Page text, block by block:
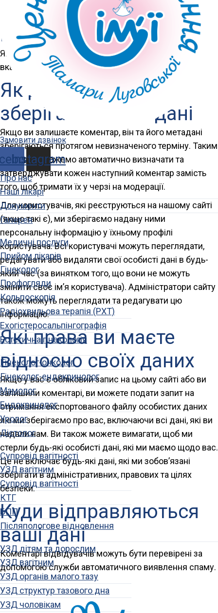
Замовити дзвінок
Instagram
Про нас
Наші лікарі
Документи
Галерея
Медичні послуги
Прийом лікарів
Гінеколог
Профогляди
Кольпоскопія
Радіохвильова терапія (РХТ)
Ехогістеросальпінгографія
Естетична гінекологія
Гінеколог-онколог
Гінеколог-ендокринолог
Мамолог
Ендокринолог
Уролог
Дієтолог
Супровід вагітності
УЗД вагітним
Супровід вагітності
КТГ
БПП
Післяпологове відновлення
УЗД дітям та дорослим
УЗД вагітним
УЗД органів малого тазу
УЗД структур тазового дна
УЗД чоловікам
З ким ми ділимося
вашими даними
Якщо ви запросите скидання паролю, ваш IP буде
вказано в email-повідомленні про скидання.
Як довго ми
зберігаємо ваші дані
Якщо ви залишаєте коментар, він та його метадані
зберігаються протягом невизначеного терміну. Таким
чином, ми можемо автоматично визначати та
затверджувати кожен наступний коментар замість
того, щоб тримати їх у черзі на модерації.
Для користувачів, які реєструються на нашому сайті
(якщо такі є), ми зберігаємо надану ними
персональну інформацію у їхньому профілі
користувача. Всі користувачі можуть переглядати,
редагувати або видаляти свої особисті дані в будь-
який час (за винятком того, що вони не можуть
змінити своє ім’я користувача). Адміністратори сайту
також можуть переглядати та редагувати цю
інформацію.
Які права ви маєте
відносно своїх даних
Якщо у вас є обліковий запис на цьому сайті або ви
залишили коментарі, ви можете подати запит на
отримання експортованого файлу особистих даних
які ми зберігаємо про вас, включаючи всі дані, які ви
надали нам. Ви також можете вимагати, щоб ми
стерли будь-які особисті дані, які ми маємо щодо вас.
Це не включає будь-які дані, які ми зобов’язані
зберігати в адміністративних, правових та цілях
безпеки.
Куди відправляються
ваші дані
Коментарі відвідувачів можуть бути перевірені за
допомогою служби автоматичного виявлення спаму.